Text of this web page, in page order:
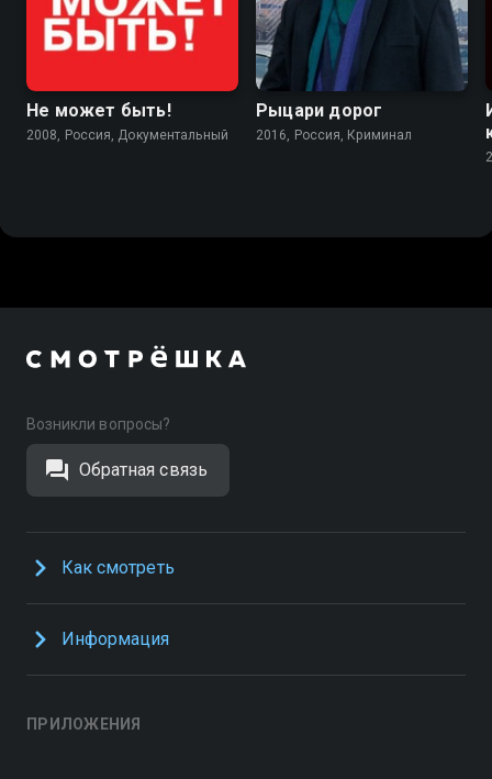
Не может быть!
2008, Россия, Документальный
Рыцари дорог
2016, Россия, Криминал
Возникли вопросы?
Обратная связь
Как смотреть
Информация
ПРИЛОЖЕНИЯ